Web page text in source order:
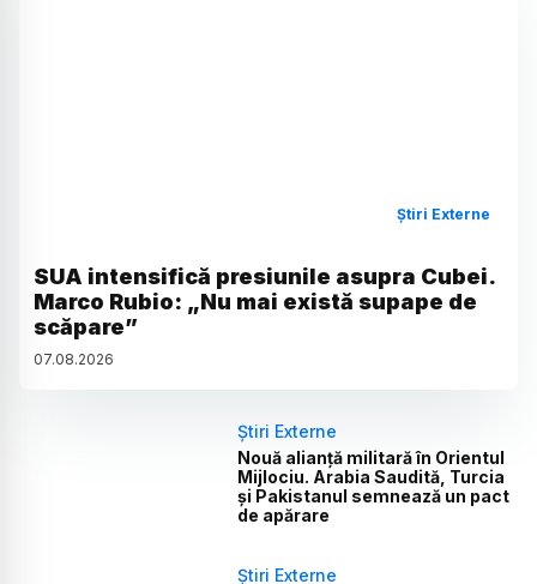
Știri Externe
SUA intensifică presiunile asupra Cubei.
Marco Rubio: „Nu mai există supape de
scăpare”
07.08.2026
Știri Externe
Nouă alianță militară în Orientul
Mijlociu. Arabia Saudită, Turcia
și Pakistanul semnează un pact
de apărare
Știri Externe